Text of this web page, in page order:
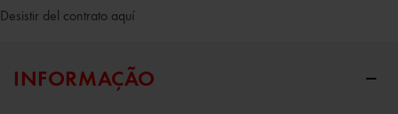
Desistir del contrato aquí
INFORMAÇÃO